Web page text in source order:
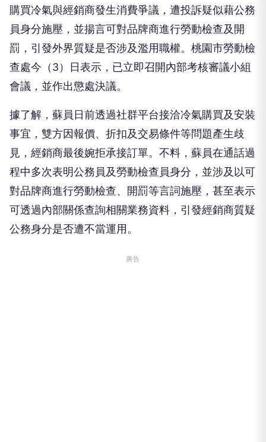
購買冷氣與經銷商發生消費爭議，遭投訴疑似藉公務
員身分施壓，並揚言可對品牌商進行勞動檢查及開
罰，引發外界質疑是否涉及濫用職權。桃園市勞動檢
查處今（3）日表示，已立即召開內部考核審議小組
會議，並作出懲處決議。
據了解，蘇員日前透過社群平台接洽冷氣購買及安裝
事宜，雙方因報價、折扣及交易條件等問題產生歧
見，經銷商最後婉拒承接訂單。不料，蘇員在通話過
程中多次表明公務員及勞動檢查員身分，並涉及以可
對品牌商進行勞動檢查、開罰等言詞施壓，甚至表示
可透過內部關係查詢相關業務資料，引發經銷商質疑
公務身分是否遭不當運用。
廣告